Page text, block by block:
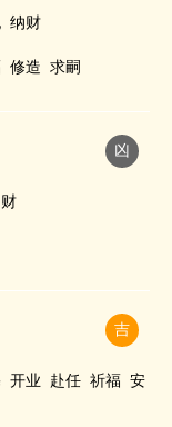
纳财
修造 求嗣
凶
吉
开业 赴任 祈福 安